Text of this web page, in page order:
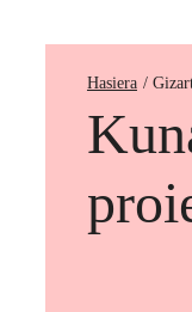
Hasiera